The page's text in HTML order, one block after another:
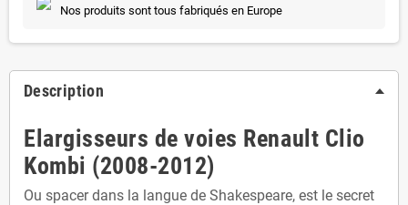
Nos produits sont tous fabriqués en Europe
Description
Elargisseurs de voies Renault Clio
Kombi (2008-2012)
Ou spacer dans la langue de Shakespeare, est le secret